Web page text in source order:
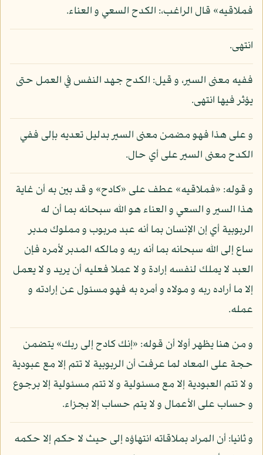
فملاقيه» قال الراغب،: الكدح السعي و العناء.
انتهى.
ففيه معنى السير، و قيل: الكدح جهد النفس في العمل حتى
يؤثر فيها انتهى.
و على هذا فهو مضمن معنى السير بدليل تعديه بإلى ففي
الكدح معنى السير على أي حال.
و قوله: «فملاقيه» عطف على «كادح» و قد بين به أن غاية
هذا السير و السعي و العناء هو الله سبحانه بما أن له
الربوبية أي إن الإنسان بما أنه عبد مربوب و مملوك مدبر
ساع إلى الله سبحانه بما أنه ربه و مالكه المدبر لأمره فإن
العبد لا يملك لنفسه إرادة و لا عملا فعليه أن يريد و لا يعمل
إلا ما أراده ربه و مولاه و أمره به فهو مسئول عن إرادته و
عمله.
و من هنا يظهر أولا أن قوله: «إنك كادح إلى ربك» يتضمن
حجة على المعاد لما عرفت أن الربوبية لا تتم إلا مع عبودية
و لا تتم العبودية إلا مع مسئولية و لا تتم مسئولية إلا برجوع
و حساب على الأعمال و لا يتم حساب إلا بجزاء.
و ثانيا: أن المراد بملاقاته انتهاؤه إلى حيث لا حكم إلا حكمه